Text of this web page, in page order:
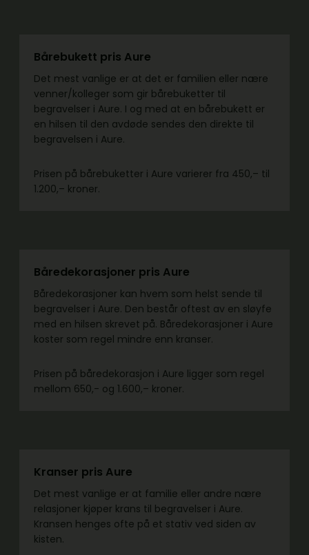
Bårebukett pris Aure
Det mest vanlige er at det er familien eller nære
venner/kolleger som gir bårebuketter til
begravelser i Aure. I og med at en bårebukett er
en hilsen til den avdøde sendes den direkte til
begravelsen i Aure.
Prisen på bårebuketter i Aure varierer fra 450,– til
1.200,– kroner.
Båredekorasjoner pris Aure
Båredekorasjoner kan hvem som helst sende til
begravelser i Aure. Den består oftest av en sløyfe
med en hilsen skrevet på. Båredekorasjoner i Aure
koster som regel mindre enn kranser.
Prisen på båredekorasjon i Aure ligger som regel
mellom 650,- og 1.600,– kroner.
Kranser pris Aure
Det mest vanlige er at familie eller andre nære
relasjoner kjøper krans til begravelser i Aure.
Kransen henges ofte på et stativ ved siden av
kisten.